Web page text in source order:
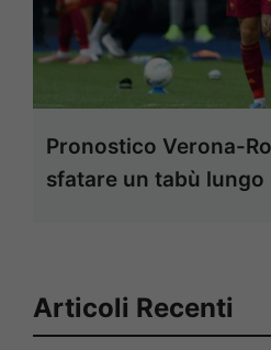
Pronostico Verona-
sfatare un tabù lungo
Articoli Recenti